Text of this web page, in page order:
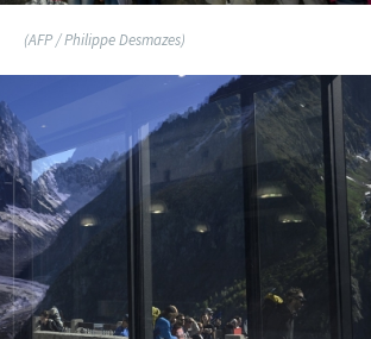
(AFP / Philippe Desmazes)